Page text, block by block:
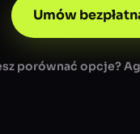
Umów
porównać opcje?